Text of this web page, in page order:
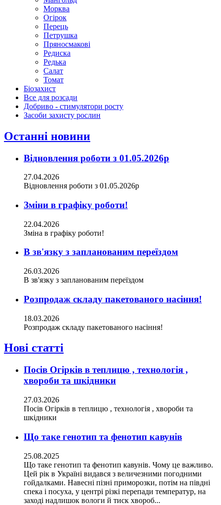
Морква
Огірок
Перець
Петрушка
Пряносмакові
Редиска
Редька
Салат
Томат
Біозахист
Все для розсади
Добриво - стимулятори росту
Засоби захисту рослин
Останні новини
Відновлення роботи з 01.05.2026р
27.04.2026
Відновлення роботи з 01.05.2026р
Зміни в графіку роботи!
22.04.2026
Зміна в графіку роботи!
В зв'язку з запланованим переїздом
26.03.2026
В зв'язку з запланованим переїздом
Розпродаж складу пакетованого насіння!
18.03.2026
Розпродаж складу пакетованого насіння!
Нові статті
Посів Огірків в теплицю , технологія ,
хвороби та шкідники
27.03.2026
Посів Огірків в теплицю , технологія , хвороби та
шкідники
Що таке генотип та фенотип кавунів
25.08.2025
Що таке генотип та фенотип кавунів. Чому це важливо.
Цей рік в Україні видався з величезними погодними
гойдалками. Навесні пізні приморозки, потім на півдні
спека і посуха, у центрі різкі перепади температур, на
заході надлишок вологи й тиск хвороб...